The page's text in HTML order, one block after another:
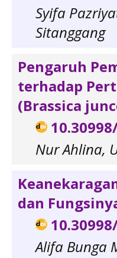
Syifa
Sitanggang
Pengaruh
terhadap
(Brassica
Nur Ahlina,
dan
Alifa Bunga